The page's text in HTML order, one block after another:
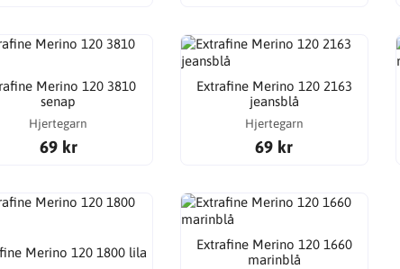
Merino 120 3810
senap
Hjertegarn
69 kr
Extrafine Merino 120 2163
jeansblå
Hjertegarn
69 kr
Merino 120 1800 lila
Extrafine Merino 120 1660
marinblå